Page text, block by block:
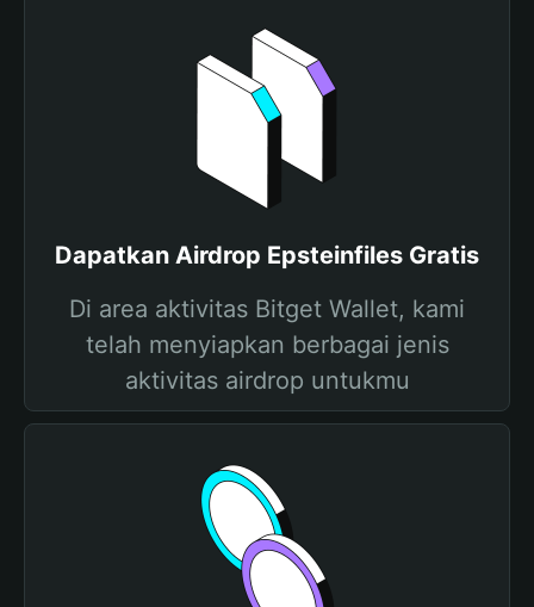
Dapatkan Airdrop Epsteinfiles Gratis
Di area aktivitas Bitget Wallet, kami
telah menyiapkan berbagai jenis
aktivitas airdrop untukmu